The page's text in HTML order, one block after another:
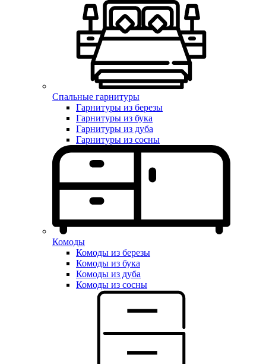
Спальные гарнитуры
Гарнитуры из березы
Гарнитуры из бука
Гарнитуры из дуба
Гарнитуры из сосны
Комоды
Комоды из березы
Комоды из бука
Комоды из дуба
Комоды из сосны